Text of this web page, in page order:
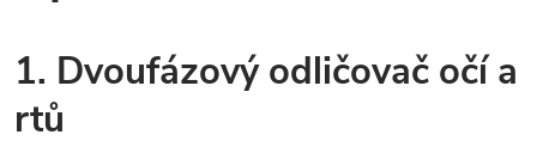
1. Dvoufázový odličovač očí a
rtů